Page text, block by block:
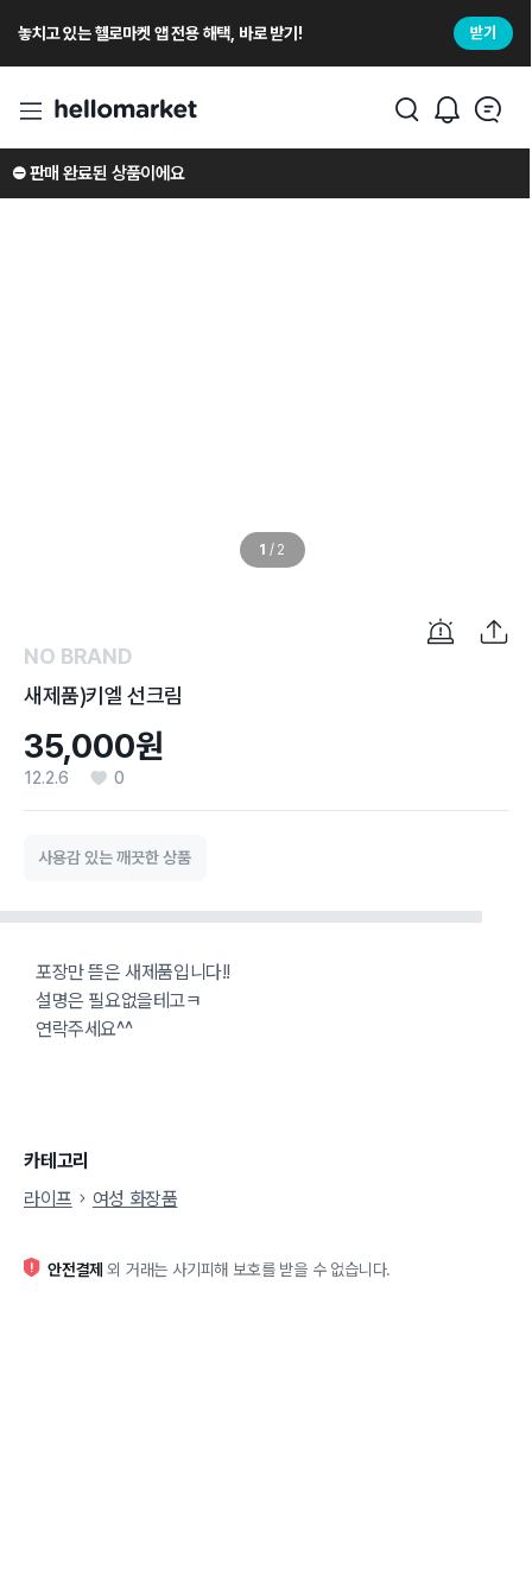
놓치고 있는 헬로마켓 앱 전용 해택, 바로 받기! 받기
1 / 2
⛔️ 판매 완료된 상품이에요
NO BRAND
새제품)키엘 선크림
35,000원
12.2.6 0
사용감 있는 깨끗한 상품
포장만 뜯은 새제품입니다!!
설명은 필요없을테고ㅋ
연락주세요^^
카테고리
라이프
여성 화장품
안전결제 외 거래는 사기피해 보호를 받을 수 없습니다.